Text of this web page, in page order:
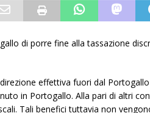
di porre fine alla tassazione
effettiva fuori dal
in Portogallo. Alla pari di altri
Tali benefici tuttavia non